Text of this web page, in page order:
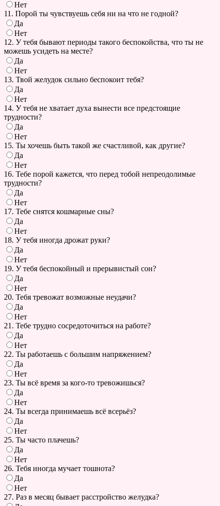
Нет
11. Порой ты чувствуешь себя ни на что не годной?
Да
Нет
12. У тебя бывают периоды такого беспокойства, что ты не
можешь усидеть на месте?
Да
Нет
13. Твой желудок сильно беспокоит тебя?
Да
Нет
14. У тебя не хватает духа вынести все предстоящие
трудности?
Да
Нет
15. Ты хочешь быть такой же счастливой, как другие?
Да
Нет
16. Тебе порой кажется, что перед тобой непреодолимые
трудности?
Да
Нет
17. Тебе снятся кошмарные сны?
Да
Нет
18. У тебя иногда дрожат руки?
Да
Нет
19. У тебя беспокойный и прерывистый сон?
Да
Нет
20. Тебя тревожат возможные неудачи?
Да
Нет
21. Тебе трудно сосредоточиться на работе?
Да
Нет
22. Ты работаешь с большим напряжением?
Да
Нет
23. Ты всё время за кого-то тревожишься?
Да
Нет
24. Ты всегда принимаешь всё всерьёз?
Да
Нет
25. Ты часто плачешь?
Да
Нет
26. Тебя иногда мучает тошнота?
Да
Нет
27. Раз в месяц бывает расстройство желудка?